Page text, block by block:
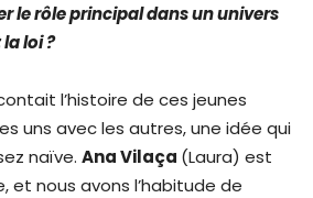
le rôle principal dans un univers
loi ?
l’histoire de ces jeunes
uns avec les autres, une idée qui
naïve. Ana Vilaça (Laura) est
et nous avons l’habitude de